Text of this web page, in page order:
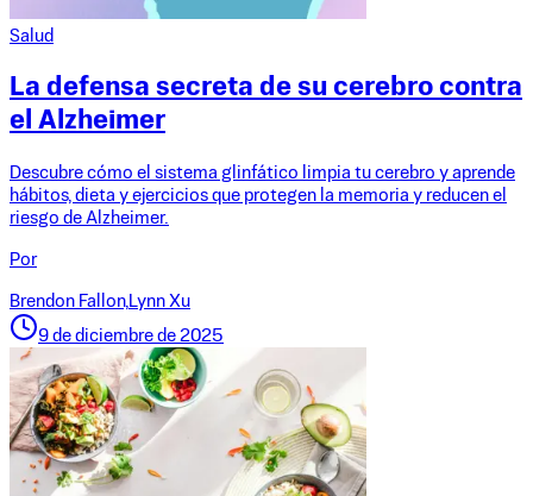
Salud
La defensa secreta de su cerebro contra
el Alzheimer
Descubre cómo el sistema glinfático limpia tu cerebro y aprende
hábitos, dieta y ejercicios que protegen la memoria y reducen el
riesgo de Alzheimer.
Por
Brendon Fallon, Lynn Xu
9 de diciembre de 2025